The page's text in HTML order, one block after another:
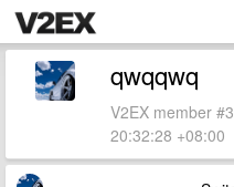
qwqqwq
V2EX member
20:32:28 +08:00